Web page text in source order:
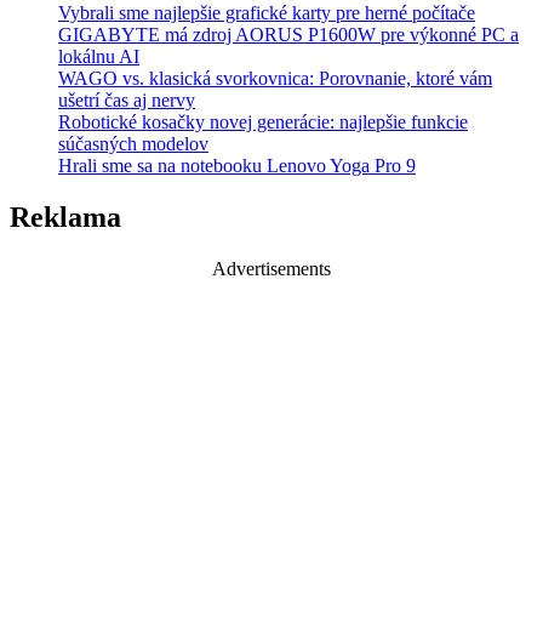
Vybrali sme najlepšie grafické karty pre herné počítače
GIGABYTE má zdroj AORUS P1600W pre výkonné PC a
lokálnu AI
WAGO vs. klasická svorkovnica: Porovnanie, ktoré vám
ušetrí čas aj nervy
Robotické kosačky novej generácie: najlepšie funkcie
súčasných modelov
Hrali sme sa na notebooku Lenovo Yoga Pro 9
Reklama
Advertisements